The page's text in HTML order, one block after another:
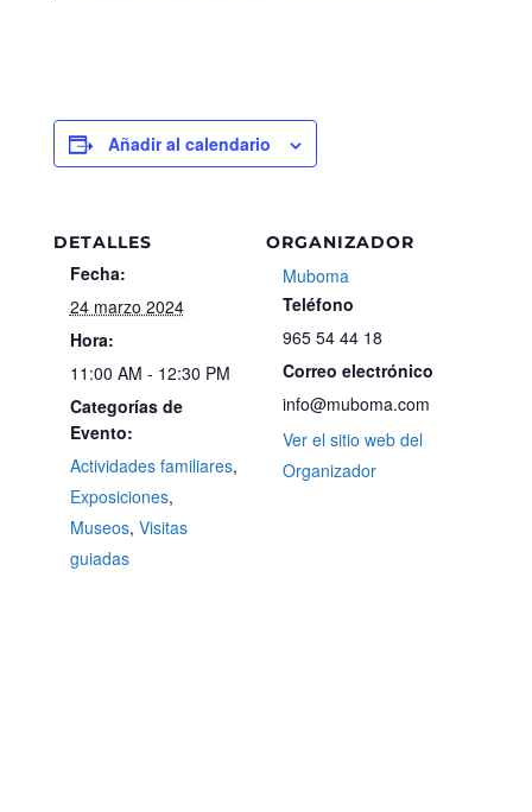
Añadir al calendario
DETALLES
Fecha:
24 marzo 2024
Hora:
11:00 AM - 12:30 PM
Categorías de
Evento:
Actividades familiares,
Exposiciones,
Museos, Visitas
guiadas
ORGANIZADOR
Muboma
Teléfono
965 54 44 18
Correo electrónico
info@muboma.com
Ver el sitio web del
Organizador